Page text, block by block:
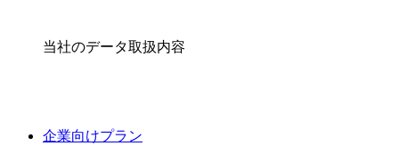
当社のデータ取扱内容
企業向けプラン